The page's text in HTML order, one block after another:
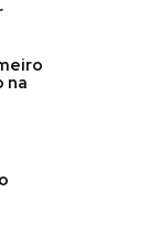
na